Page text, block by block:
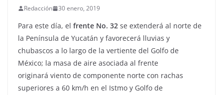
Redacción 30 enero, 2019
Para este día, el frente No. 32 se extenderá al norte de
la Península de Yucatán y favorecerá lluvias y
chubascos a lo largo de la vertiente del Golfo de
México; la masa de aire asociada al frente
originará viento de componente norte con rachas
superiores a 60 km/h en el Istmo y Golfo de